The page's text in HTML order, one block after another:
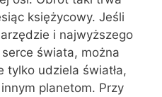
księżycowy. Jeśli
i najwyższego
świata, można
tylko udziela światła,
planetom. Przy